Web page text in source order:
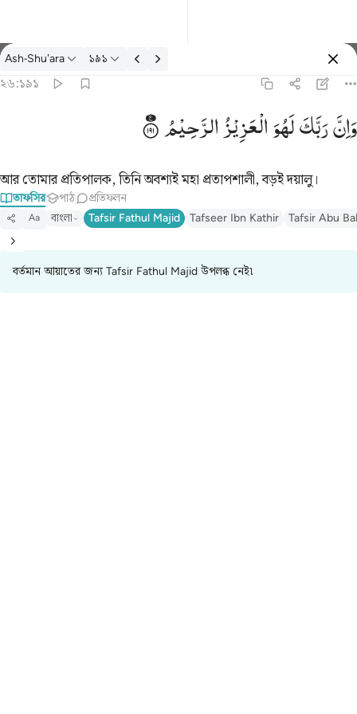
তাফসির: Ash-Shu'ara ২৬:১৯১
Ash-Shu'ara ১৯১
২৬:১৯১
وان ربك لهو العزيز الرحيم ١٩١
وَإِنَّ رَبَّكَ لَهُوَ ٱلْعَزِيزُ ٱلرَّحِيمُ ١٩١
وَاِنَّرَبَّكَلَهُوَالْعَزِیْزُالرَّحِیْمُ
আর তোমার প্রতিপালক, তিনি অবশ্যই মহা প্রতাপশালী, বড়ই দয়ালু।
তাফসির পাঠ প্রতিফলন
Aa বাংলা Tafsir Fathul Majid Tafseer Ibn Kathir Tafsir Abu
বর্তমান আয়াতের জন্য Tafsir Fathul Majid উপলব্ধ নেই৷